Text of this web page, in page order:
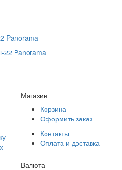
Panorama
Магазин
Корзина
Оформить заказ
Контакты
Оплата и доставка
Валюта